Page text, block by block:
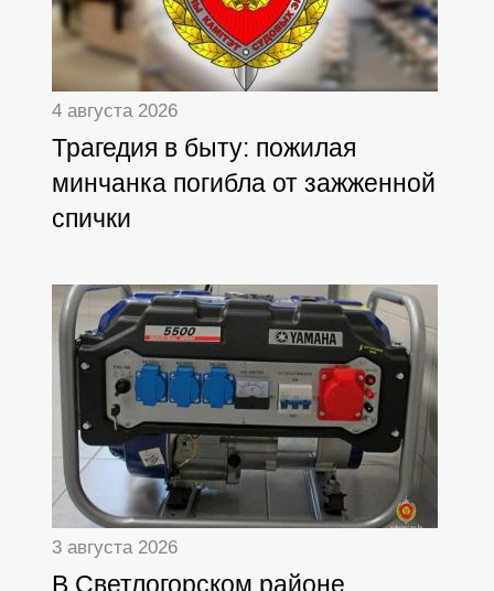
4 августа 2026
Трагедия в быту: пожилая
минчанка погибла от зажженной
спички
3 августа 2026
В Светлогорском районе